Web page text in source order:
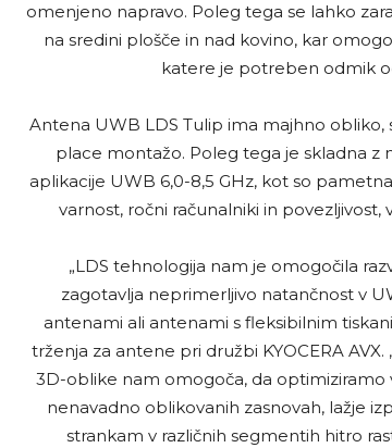
omenjeno napravo. Poleg tega se lahko
na sredini plošče in nad kovino, kar
katere je potreben odmik
Antena UWB LDS Tulip ima majhno obliko,
place montažo. Poleg tega je skladna z
aplikacije UWB 6,0-8,5 GHz, kot so
varnost, ročni računalniki in
„LDS tehnologija nam je omogočila
zagotavlja neprimerljivo natančnost v
antenami ali antenami s fleksibilnim
trženja za antene pri družbi KYOCERA
3D-oblike nam omogoča, da
nenavadno oblikovanih zasnovah, lažje
strankam v različnih segmentih hitro